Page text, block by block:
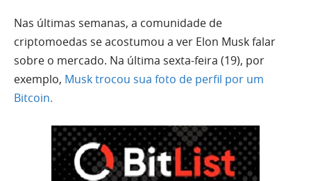
Nas últimas semanas, a comunidade de
criptomoedas se acostumou a ver Elon Musk falar
sobre o mercado. Na última sexta-feira (19), por
exemplo, Musk trocou sua foto de perfil por um
Bitcoin.